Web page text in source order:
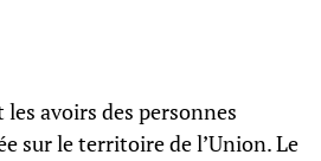
avoirs des personnes
sur le territoire de l’Union. Le